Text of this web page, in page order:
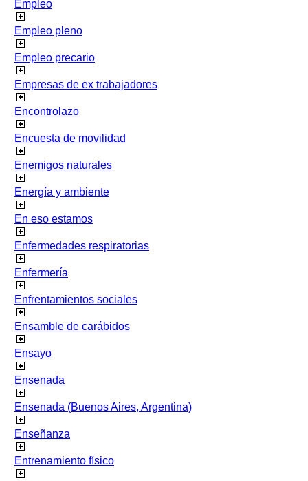
Empleo
Empleo pleno
Empleo precario
Empresas de ex trabajadores
Encontrolazo
Encuesta de movilidad
Enemigos naturales
Energía y ambiente
En eso estamos
Enfermedades respiratorias
Enfermería
Enfrentamientos sociales
Ensamble de carábidos
Ensayo
Ensenada
Ensenada (Buenos Aires, Argentina)
Enseñanza
Entrenamiento físico